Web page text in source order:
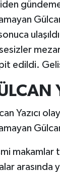
edildi.
Yazıcı
makamlar
arasında